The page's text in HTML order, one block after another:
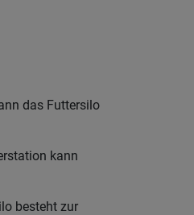
das Futtersilo
kann
besteht zur